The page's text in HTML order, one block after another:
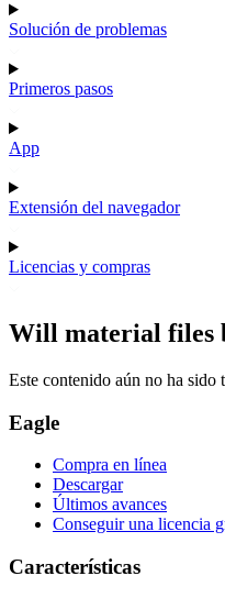
Solución de problemas
Primeros pasos
App
Extensión del navegador
Licencias y compras
Will material files
Este contenido aún no ha sido
Eagle
Compra en línea
Descargar
Últimos avances
Conseguir una licencia
Características